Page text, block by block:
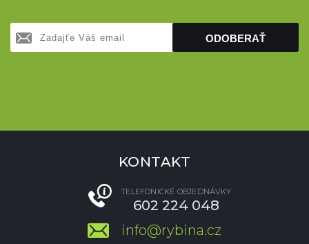
ODOBERAŤ
KONTAKT
TELEFONICKÉ OBJEDNÁVKY
602 224 048
info@rybina.cz